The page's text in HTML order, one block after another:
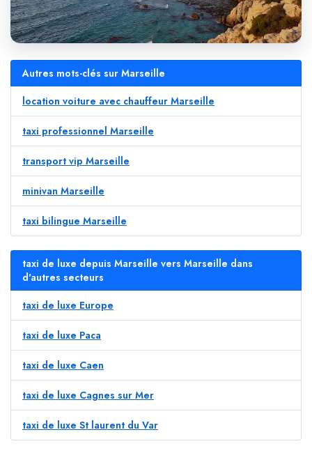
Autres mots-clés sur Marseille
location voiture avec chauffeur Marseille
taxi professionnel Marseille
transport vip Marseille
minivan Marseille
taxi bilingue Marseille
taxi de luxe depuis Marseille vers Marseille dans
d'autres secteurs
taxi de luxe Europe
taxi de luxe Paca
taxi de luxe Caen
taxi de luxe Cagnes sur Mer
taxi de luxe St laurent du Var